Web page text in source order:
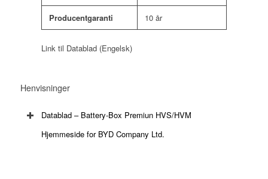
Producentgaranti 10 år
Link til Datablad (Engelsk)
Henvisninger
Datablad – Battery-Box Premiun HVS/HVM
Hjemmeside for BYD Company Ltd.